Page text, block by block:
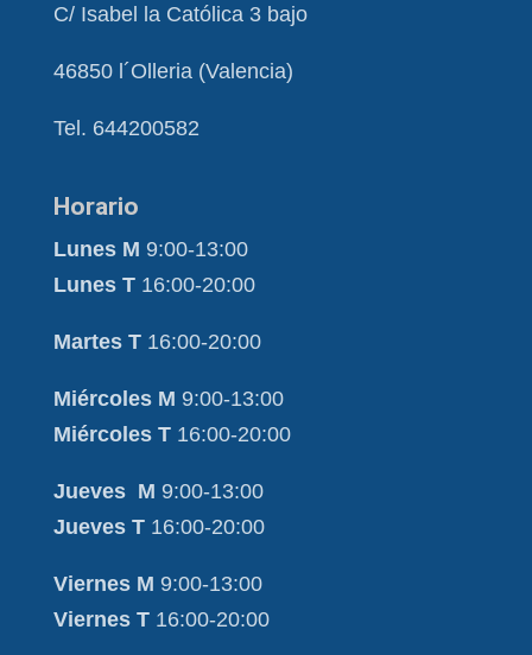
C/ Isabel la Católica 3 bajo
46850 l´Olleria (Valencia)
Tel. 644200582
Horario
Lunes M 9:00-13:00
Lunes T 16:00-20:00
Martes T 16:00-20:00
Miércoles M 9:00-13:00
Miércoles T16:00-20:00
Jueves M 9:00-13:00
Jueves T16:00-20:00
Viernes M 9:00-13:00
Viernes T16:00-20:00